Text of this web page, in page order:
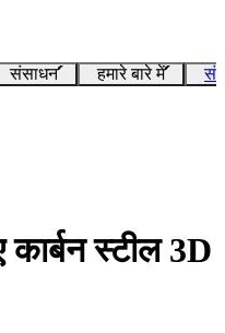
संसाधन हमारे बारे में
कार्बन स्टील 3D